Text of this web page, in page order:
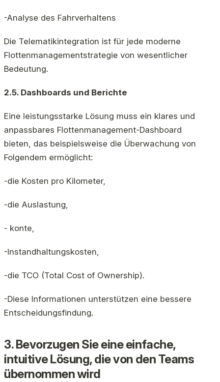
-Analyse des Fahrverhaltens
Die Telematikintegration ist für jede moderne
Flottenmanagementstrategie von wesentlicher
Bedeutung.
2.5. Dashboards und Berichte
Eine leistungsstarke Lösung muss ein klares und
anpassbares Flottenmanagement-Dashboard
bieten, das beispielsweise die Überwachung von
Folgendem ermöglicht:
-die Kosten pro Kilometer,
-die Auslastung,
- konte,
-Instandhaltungskosten,
-die TCO (Total Cost of Ownership).
-Diese Informationen unterstützen eine bessere
Entscheidungsfindung.
3. Bevorzugen Sie eine einfache,
intuitive Lösung, die von den Teams
übernommen wird